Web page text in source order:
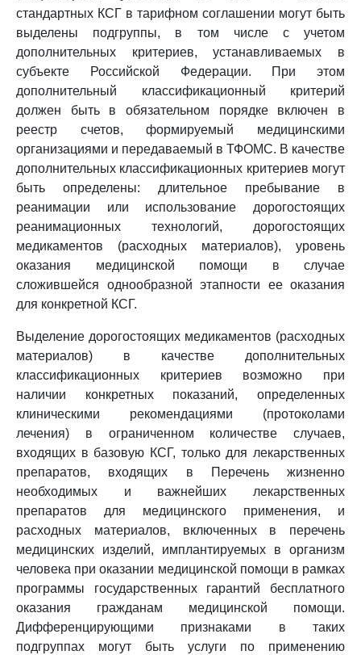
стандартных КСГ в тарифном соглашении могут быть
выделены подгруппы, в том числе с учетом
дополнительных критериев, устанавливаемых в
субъекте Российской Федерации. При этом
дополнительный классификационный критерий
должен быть в обязательном порядке включен в
реестр счетов, формируемый медицинскими
организациями и передаваемый в ТФОМС. В качестве
дополнительных классификационных критериев могут
быть определены: длительное пребывание в
реанимации или использование дорогостоящих
реанимационных технологий, дорогостоящих
медикаментов (расходных материалов), уровень
оказания медицинской помощи в случае
сложившейся однообразной этапности ее оказания
для конкретной КСГ.
Выделение дорогостоящих медикаментов (расходных
материалов) в качестве дополнительных
классификационных критериев возможно при
наличии конкретных показаний, определенных
клиническими рекомендациями (протоколами
лечения) в ограниченном количестве случаев,
входящих в базовую КСГ, только для лекарственных
препаратов, входящих в Перечень жизненно
необходимых и важнейших лекарственных
препаратов для медицинского применения, и
расходных материалов, включенных в перечень
медицинских изделий, имплантируемых в организм
человека при оказании медицинской помощи в рамках
программы государственных гарантий бесплатного
оказания гражданам медицинской помощи.
Дифференцирующими признаками в таких
подгруппах могут быть услуги по применению